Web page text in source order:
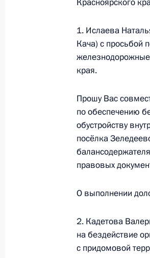
1 июля 2014
Управления
по приёму
связи
1 июля 2014 года,
конференц-
Президента
Российской
1. Ислаева
Кача) с просьбой
железнодорожные
края.
Прошу Вас
по обеспечению
обустройству
посёлка
правовых
О выполнении
2. Кадетова
на бездействие
с придомовой